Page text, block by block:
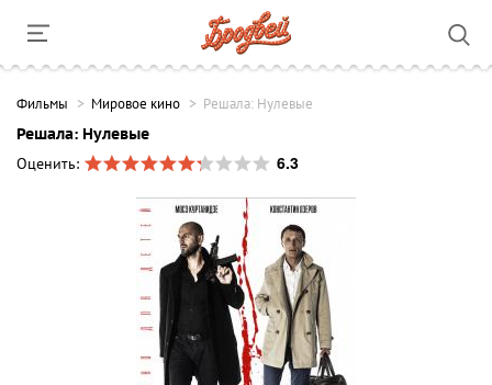
Фильмы Мировое кино Решала: Нулевые
Решала: Нулевые
Оценить:
6.3